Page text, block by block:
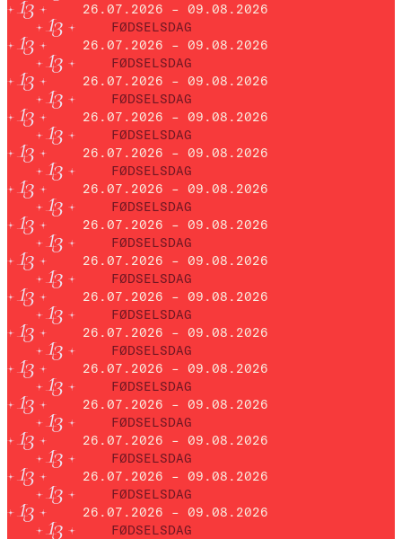
26.07.2026 – 09.08.2026
FØDSELSDAG
26.07.2026 – 09.08.2026
FØDSELSDAG
26.07.2026 – 09.08.2026
FØDSELSDAG
26.07.2026 – 09.08.2026
FØDSELSDAG
26.07.2026 – 09.08.2026
FØDSELSDAG
26.07.2026 – 09.08.2026
FØDSELSDAG
26.07.2026 – 09.08.2026
FØDSELSDAG
26.07.2026 – 09.08.2026
FØDSELSDAG
26.07.2026 – 09.08.2026
FØDSELSDAG
26.07.2026 – 09.08.2026
FØDSELSDAG
26.07.2026 – 09.08.2026
FØDSELSDAG
26.07.2026 – 09.08.2026
FØDSELSDAG
26.07.2026 – 09.08.2026
FØDSELSDAG
26.07.2026 – 09.08.2026
FØDSELSDAG
26.07.2026 – 09.08.2026
FØDSELSDAG